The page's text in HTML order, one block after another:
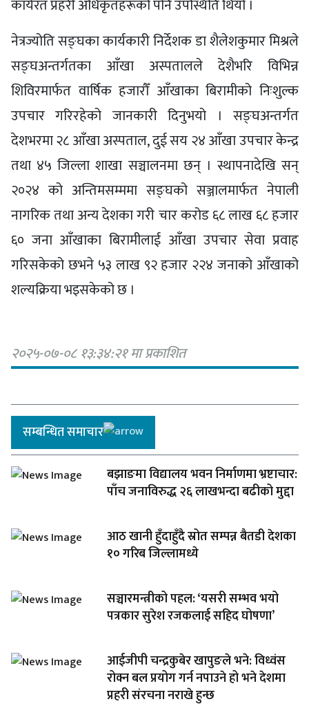
कार्यरत प्रहरी अधिकृतहरूको पनि उपस्थिति थियो ।
नेत्रज्योति सङ्घका कार्यकारी निर्देशक डा शैलेशकुमार मिश्रले
सङ्घअन्तर्गतका आँखा अस्पतालले देशैभरि विभिन्न
शिविरमार्फत वार्षिक हजारौँ आँखाका बिरामीको निःशुल्क
उपचार गरिरहेको जानकारी दिनुभयो । सङ्घअन्तर्गत
देशभरमा २८ आँखा अस्पताल, दुई सय २४ आँखा उपचार केन्द्र
तथा ४५ जिल्ला शाखा सञ्चालनमा छन् । स्थापनादेखि सन्
२०२४ को अन्तिमसम्ममा सङ्घको सञ्जालमार्फत नेपाली
नागरिक तथा अन्य देशका गरी चार करोड ६८ लाख ६८ हजार
६० जना आँखाका बिरामीलाई आँखा उपचार सेवा प्रवाह
गरिसकेको छभने ५३ लाख ९२ हजार २२४ जनाको आँखाको
शल्यक्रिया भइसकेको छ ।
२०२५-०७-०८ १३:३४:२१ मा प्रकाशित
सम्बन्धित समाचार
बझाङमा विद्यालय भवन निर्माणमा भ्रष्टाचार:
पाँच जनाविरुद्ध २६ लाखभन्दा बढीको मुद्दा
आठ खानी हुँदाहुँदै स्रोत सम्पन्न बैतडी देशका
१० गरिब जिल्लामध्ये
सञ्चारमन्त्रीको पहल: ‘यसरी सम्भव भयो
पत्रकार सुरेश रजकलाई सहिद घोषणा’
आईजीपी चन्द्रकुबेर खापुङले भने: विध्वंस
रोक्न बल प्रयोग गर्न नपाउने हो भने देशमा
प्रहरी संरचना नराखे हुन्छ